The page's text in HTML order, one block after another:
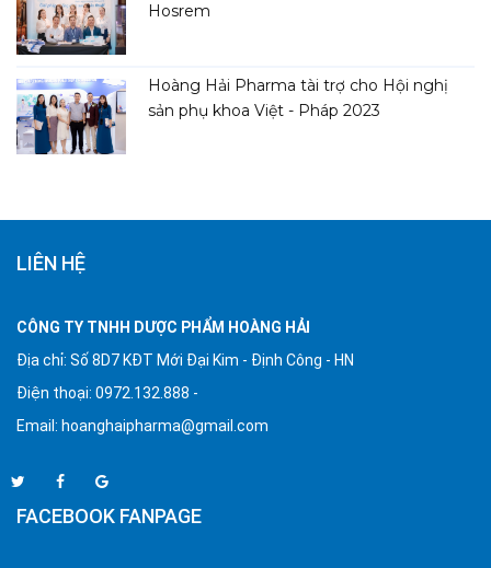
Hosrem
Hoàng Hải Pharma tài trợ cho Hội nghị
sản phụ khoa Việt - Pháp 2023
LIÊN HỆ
CÔNG TY TNHH DƯỢC PHẨM HOÀNG HẢI
Địa chỉ: Số 8D7 KĐT Mới Đại Kim - Định Công - HN
Điện thoại: 0972.132.888 -
Email: hoanghaipharma@gmail.com
FACEBOOK FANPAGE